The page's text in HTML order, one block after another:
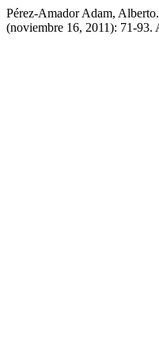
Pérez-Amador Adam,
(noviembre 16, 2011): 71-93.